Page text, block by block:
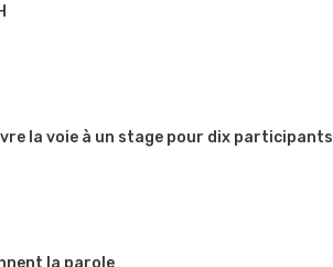
la voie à un stage pour dix participants
la parole